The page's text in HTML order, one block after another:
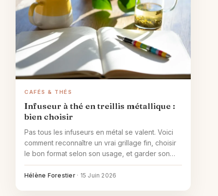
CAFÉS & THÉS
Infuseur à thé en treillis métallique :
bien choisir
Pas tous les infuseurs en métal se valent. Voici
comment reconnaître un vrai grillage fin, choisir
le bon format selon son usage, et garder son
infuseur impeccable au fil des années.
Hélène Forestier · 15 Juin 2026